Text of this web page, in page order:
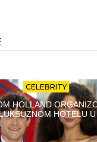
CELEBRITY
HOLLAND
HOTELU